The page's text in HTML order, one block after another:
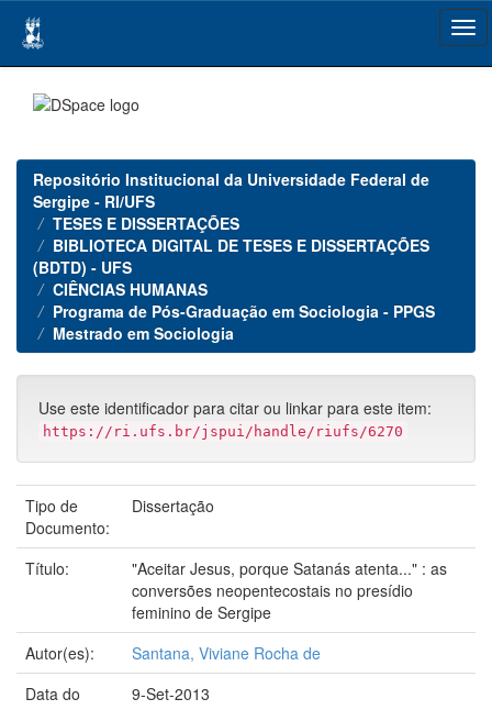
navigation
Repositório Institucional da Universidade Federal de
Sergipe - RI/UFS
TESES E DISSERTAÇÕES
BIBLIOTECA DIGITAL DE TESES E DISSERTAÇÕES
(BDTD) - UFS
CIÊNCIAS HUMANAS
Programa de Pós-Graduação em Sociologia - PPGS
Mestrado em Sociologia
Use este identificador para citar ou linkar para este item:
https://ri.ufs.br/jspui/handle/riufs/6270
Tipo de
Documento:
Dissertação
Título:
"Aceitar Jesus, porque Satanás atenta..." : as
conversões neopentecostais no presídio
feminino de Sergipe
Autor(es):
Santana, Viviane Rocha de
Data do
9-Set-2013